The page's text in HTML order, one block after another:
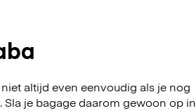
altijd even eenvoudig als je nog
je bagage daarom gewoon op in